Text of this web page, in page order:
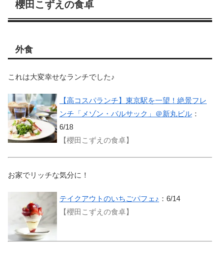
櫻田こずえの食卓
外食
これは大変幸せなランチでした♪
【高コスパランチ】東京駅を一望！絶景フレ
ンチ「メゾン・バルサック」＠新丸ビル ：
6/18
【櫻田こずえの食卓】
お家でリッチな気分に！
テイクアウトのいちごパフェ♪ ：6/14
【櫻田こずえの食卓】